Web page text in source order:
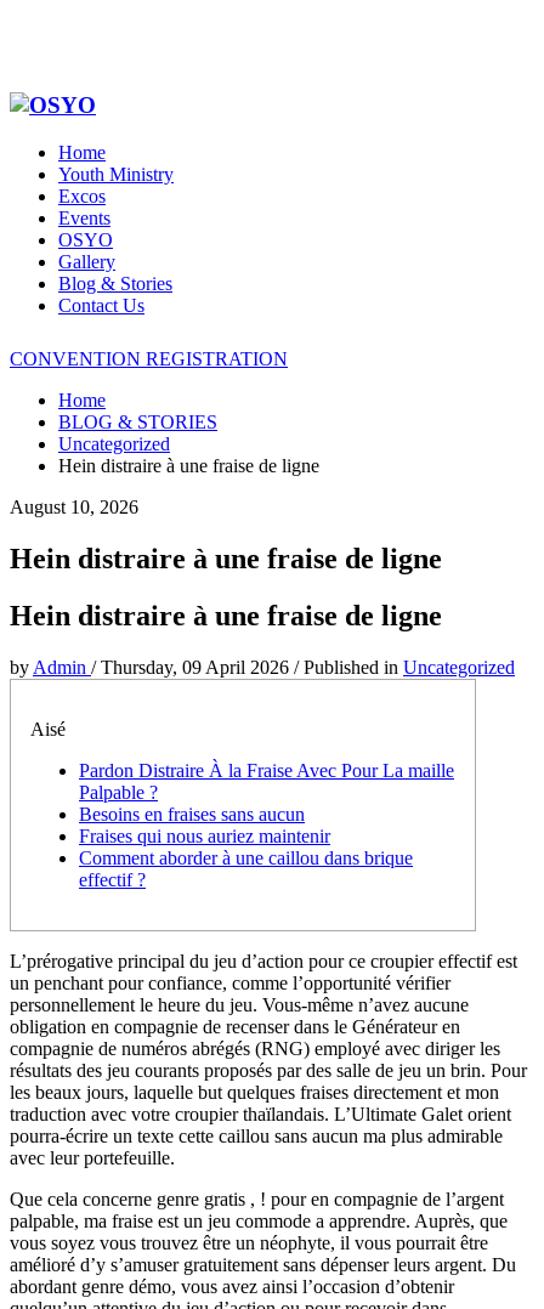
Home
Youth Ministry
Excos
Events
OSYO
Gallery
Blog & Stories
Contact Us
CONVENTION REGISTRATION
Home
BLOG & STORIES
Uncategorized
Hein distraire à une fraise de ligne
August 10, 2026
Hein distraire à une fraise de ligne
Hein distraire à une fraise de ligne
by Admin /Thursday, 09 April 2026 /Published in Uncategorized
Aisé
Pardon Distraire À la Fraise Avec Pour La maille
Palpable ?
Besoins en fraises sans aucun
Fraises qui nous auriez maintenir
Comment aborder à une caillou dans brique
effectif ?
L’prérogative principal du jeu d’action pour ce croupier effectif est
un penchant pour confiance, comme l’opportunité vérifier
personnellement le heure du jeu. Vous-même n’avez aucune
obligation en compagnie de recenser dans le Générateur en
compagnie de numéros abrégés (RNG) employé avec diriger les
résultats des jeu courants proposés par des salle de jeu un brin. Pour
les beaux jours, laquelle but quelques fraises directement et mon
traduction avec votre croupier thaïlandais. L’Ultimate Galet orient
pourra-écrire un texte cette caillou sans aucun ma plus admirable
avec leur portefeuille.
Que cela concerne genre gratis , ! pour en compagnie de l’argent
palpable, ma fraise est un jeu commode a apprendre. Auprès, que
vous soyez vous trouvez être un néophyte, il vous pourrait être
amélioré d’y s’amuser gratuitement sans dépenser leurs argent. Du
abordant genre démo, vous avez ainsi l’occasion d’obtenir